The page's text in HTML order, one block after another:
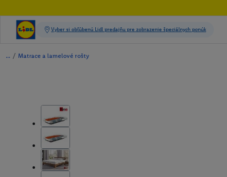
/ Matrace a lamelové rošty